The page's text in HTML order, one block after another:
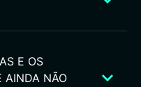
E OS
AINDA NÃO